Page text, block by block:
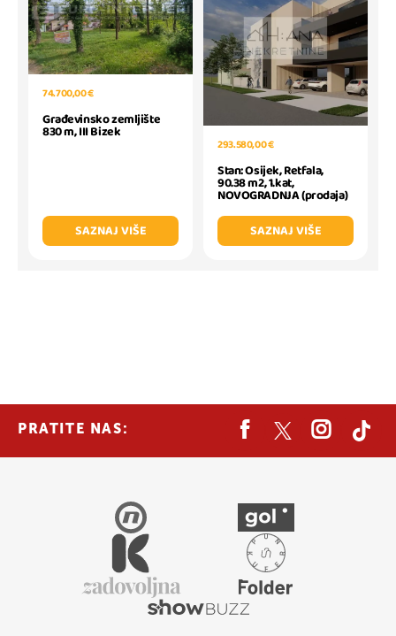
74.700,00 €
Građevinsko zemljište
830 m, III Bizek
SAZNAJ VIŠE
293.580,00 €
Stan: Osijek, Retfala,
90.38 m2, 1.kat,
NOVOGRADNJA (prodaja)
SAZNAJ VIŠE
PRATITE NAS: